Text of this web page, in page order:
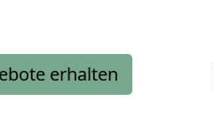
erhalten